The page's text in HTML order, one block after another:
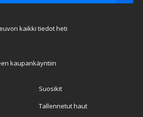
kaikki tiedot heti
kaupankäyntiin
Suosikit
Tallennetut haut